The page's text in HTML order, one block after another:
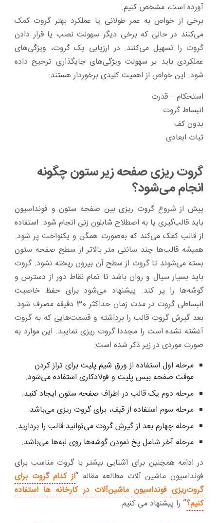
آورده است، مشخص کنیم.
برخی از خواص به عمر طولانی یا عملکرد بهتر گروت کمک
می‌کنند در حالی که برخی دیگر سهولت نصب یا قرار دادن
گروت را تسهیل می‌کنند. در ارزیابی یک گروت، ویژگی‌های
عملکردی باید بر سهولت ویژگی‌های جایگذاری ترجیح داده
شود. این خواص از اهمیت کلیدی برخوردار هستند:
استحکام – قدرت
انبساط گروت
بدون کف
ثبات ابعادی
گروت ریزی صفحه زیر ستون چگونه
انجام می‌شود؟
پیش از شروع گروت ریزی بین صفحه ستون و فونداسیون
باید قالب‌گیری یا به اصطلاح شابلون زنی انجام شود. استفاده
از قالب کمک می‌کند که به‌صورت همگن و یکنواخت پر شود.
همیشه قالب‌ها چند سانتی متر بالاتر از سطح صفحه ستون
بسته می‌شوند تا گروت از سطح آن بیرون ریخته نشود. گروت
باید بسیار سیال و روان باشد تا تمام نقاط دور از دسترس و
گوشه‌ها را پر کند. پیشنهاد می‌شود برای حفظ خاصیت
انبساطی گروت در مدت زمان حداکثر 30 دقیقه مصرف شود.
بعد گیرش گروت قالب را برداشته و قسمت‌هایی که به گروت
آغشته نشده است را مجددا گروت ریزی نمایید. این موارد به
صورت موردی در زیر ذکر شده است:
مرحله اول استفاده از ورق شیم پلیت برای تراز کردن
موقت صفحه بیس پلیت و فولادکاری استفاده می‌شود.
مرحله دوم یک قالب در اطراف صفحه ستون ایجاد کنید.
مرحله سوم استفاده از قیف، برای گروت ریزی می‌باشد.
مرحله چهارم بعد از گیرش گروت می‌توانید قالب را بردارید.
مرحله آخر شامل پخ نمودن گوشه‌ها روی لبه‌ها می‌باشد.
در ادامه همچنین برای آشنایی بیشتر با گروت مناسب برای
فونداسیون ماشین آلات مطالعه مقاله “از کدام گروت برای
گروت‌ریزی فونداسیون ماشین‌آلات در کارخانه ها استفاده
کنیم؟” را پیشنهاد می کنیم.